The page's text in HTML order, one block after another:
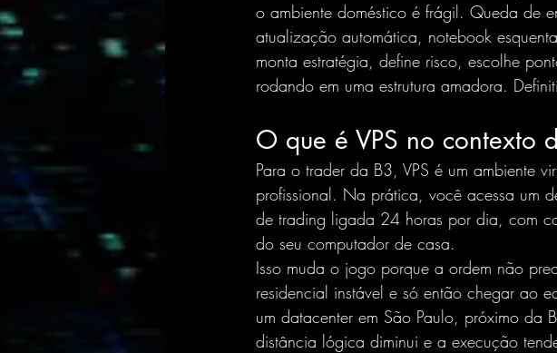
o ambiente doméstico é frágil. Queda de
atualização automática, notebook
monta estratégia, define risco, escolhe
rodando em uma estrutura amadora.
O que é VPS no contexto
Para o trader da B3, VPS é um ambiente
profissional. Na prática, você acessa um
de trading ligada 24 horas por dia, com
do seu computador de casa.
Isso muda o jogo porque a ordem não
residencial instável e só então chegar ao
um datacenter em São Paulo, próximo
distância lógica diminui e a execução